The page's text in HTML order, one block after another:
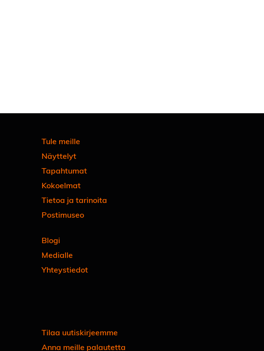
Tule meille
Näyttelyt
Tapahtumat
Kokoelmat
Tietoa ja tarinoita
Postimuseo
Blogi
Medialle
Yhteystiedot
Tilaa uutiskirjeemme
Anna meille palautetta